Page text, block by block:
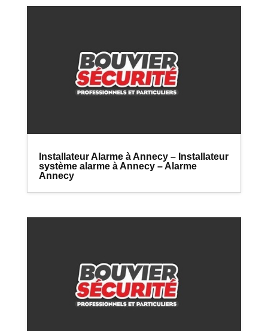
Installateur Alarme à Annecy – Installateur
système alarme à Annecy – Alarme
Annecy